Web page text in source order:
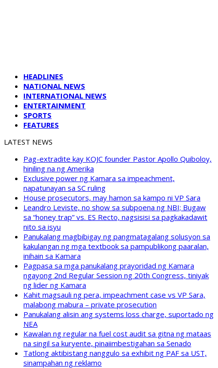
HEADLINES
NATIONAL NEWS
INTERNATIONAL NEWS
ENTERTAINMENT
SPORTS
FEATURES
LATEST NEWS
Pag-extradite kay KOJC founder Pastor Apollo Quiboloy,
hiniling na ng Amerika
Exclusive power ng Kamara sa impeachment,
napatunayan sa SC ruling
House prosecutors, may hamon sa kampo ni VP Sara
Leandro Leviste, no show sa subpoena ng NBI; Bugaw
sa “honey trap” vs. ES Recto, nagsisisi sa pagkakadawit
nito sa isyu
Panukalang magbibigay ng pangmatagalang solusyon sa
kakulangan ng mga textbook sa pampublikong paaralan,
inihain sa Kamara
Pagpasa sa mga panukalang prayoridad ng Kamara
ngayong 2nd Regular Session ng 20th Congress, tiniyak
ng lider ng Kamara
Kahit magsauli ng pera, impeachment case vs VP Sara,
malabong mabura – private prosecution
Panukalang alisin ang systems loss charge, suportado ng
NEA
Kawalan ng regular na fuel cost audit sa gitna ng mataas
na singil sa kuryente, pinaiimbestigahan sa Senado
Tatlong aktibistang nanggulo sa exhibit ng PAF sa UST,
sinampahan ng reklamo